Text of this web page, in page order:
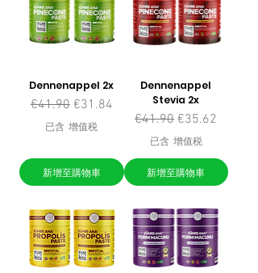
Dennenappel 2x
一般價格
€41.90 促銷價格
€31.84
已含 增值税
新增至購物車
Dennenappel
Stevia 2x
一般價格
€41.90 促銷價格
€35.62
已含 增值税
新增至購物車